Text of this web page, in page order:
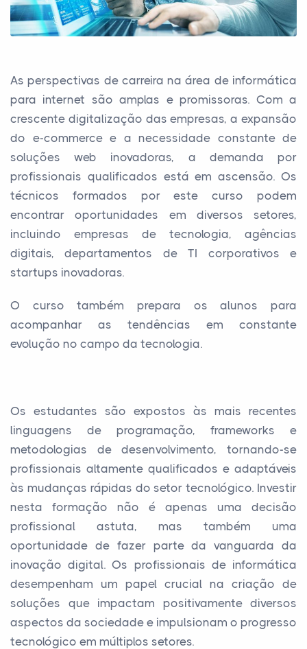
As perspectivas de carreira na área de informática
para internet são amplas e promissoras. Com a
crescente digitalização das empresas, a expansão
do e-commerce e a necessidade constante de
soluções web inovadoras, a demanda por
profissionais qualificados está em ascensão. Os
técnicos formados por este curso podem
encontrar oportunidades em diversos setores,
incluindo empresas de tecnologia, agências
digitais, departamentos de TI corporativos e
startups inovadoras.
O curso também prepara os alunos para
acompanhar as tendências em constante
evolução no campo da tecnologia.
Os estudantes são expostos às mais recentes
linguagens de programação, frameworks e
metodologias de desenvolvimento, tornando-se
profissionais altamente qualificados e adaptáveis
às mudanças rápidas do setor tecnológico. Investir
nesta formação não é apenas uma decisão
profissional astuta, mas também uma
oportunidade de fazer parte da vanguarda da
inovação digital. Os profissionais de informática
desempenham um papel crucial na criação de
soluções que impactam positivamente diversos
aspectos da sociedade e impulsionam o progresso
tecnológico em múltiplos setores.